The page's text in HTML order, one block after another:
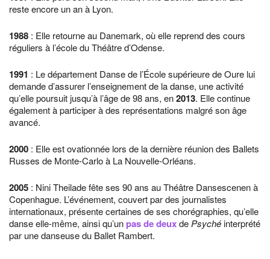
reste encore un an à Lyon.
1988 : Elle retourne au Danemark, où elle reprend des cours
réguliers à l’école du Théâtre d’Odense.
1991 : Le département Danse de l’École supérieure de Oure lui
demande d’assurer l’enseignement de la danse, une activité
qu’elle poursuit jusqu’à l’âge de 98 ans, en2013. Elle continue
également à participer à des représentations malgré son âge
avancé.
2000 : Elle est ovationnée lors de la dernière réunion des Ballets
Russes de Monte-Carlo à La Nouvelle-Orléans.
2005 : Nini Theilade fête ses 90 ans au Théâtre Dansescenen à
Copenhague. L’événement, couvert par des journalistes
internationaux, présente certaines de ses chorégraphies, qu’elle
danse elle-même, ainsi qu’un pas de deuxde Psychéinterprété
par une danseuse du Ballet Rambert.